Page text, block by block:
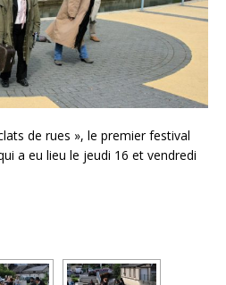
de rues », le premier festival
a eu lieu le jeudi 16 et vendredi